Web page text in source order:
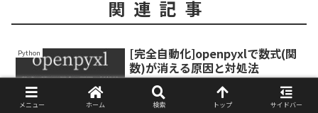
関連記事
Python
[完全自動化]openpyxlで数式(関
数)が消える原因と対処法
[Python]
この記事では、openpyxlを使った場合に
数式が消える原因と対処法を解説いたし
メニュー ホーム 検索 トップ サイドバー